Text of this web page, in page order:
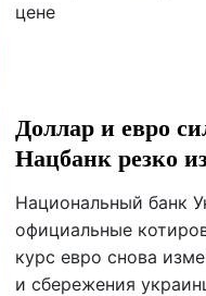
цене
Доллар и евро
Нацбанк резко
Национальный банк
официальные
курс евро снова
и сбережения